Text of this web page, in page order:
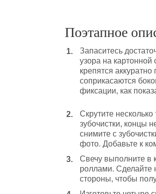
Поэтапное
Запаситесь
узора на картонной
крепятся
соприкасаются
фиксации, как
Скрутите
зубочистки, концы
снимите с
фото. Добавьте к
Свечу выполните в
роллами. Сделайте
стороны, чтобы